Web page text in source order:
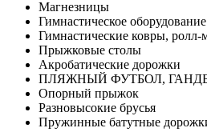
Магнезницы
Гимнастическое оборудование
Гимнастические ковры, ролл-
Прыжковые столы
Акробатические дорожки
ПЛЯЖНЫЙ ФУТБОЛ,
Опорный прыжок
Разновысокие брусья
Пружинные батутные